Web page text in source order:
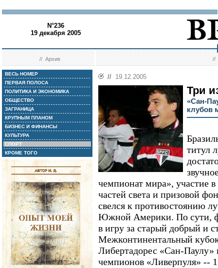
N°236
19 декабря 2005
//Архив //
ВЕСЬ НОМЕР
ПЕРВАЯ ПОЛОСА
ПОЛИТИКА И ЭКОНОМИКА
ОБЩЕСТВО
ЗАГРАНИЦА
КРУПНЫМ ПЛАНОМ
БИЗНЕС И ФИНАНСЫ
КУЛЬТУРА
СПОРТ
КРОМЕ ТОГО
// 19.12.2005
Три
«Сан-
клубов
титул
чемпионат мира», участие
частей света и призовой
свелся к противостоянию
Южной Америки. По сути,
в игру за старый добрый и
Межконтинентальный
Либертадорес «Сан-Паулу»
чемпионов «Ливерпуля» --